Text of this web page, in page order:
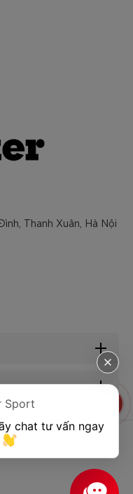
có gì đặc biệt?
Thanh Xuân, Hà Nội
Zocker.
Tất Thành
Sport
chat tư vấn ngay